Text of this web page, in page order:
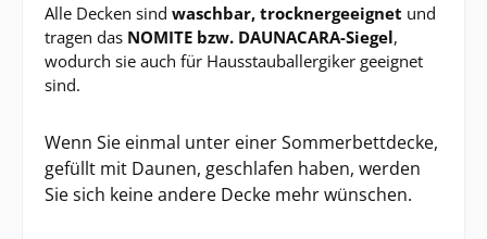
Alle Decken sind waschbar, trocknergeeignet und
tragen das NOMITE bzw. DAUNACARA-Siegel,
wodurch sie auch für Hausstauballergiker geeignet
sind.
Wenn Sie einmal unter einer Sommerbettdecke,
gefüllt mit Daunen, geschlafen haben, werden
Sie sich keine andere Decke mehr wünschen.